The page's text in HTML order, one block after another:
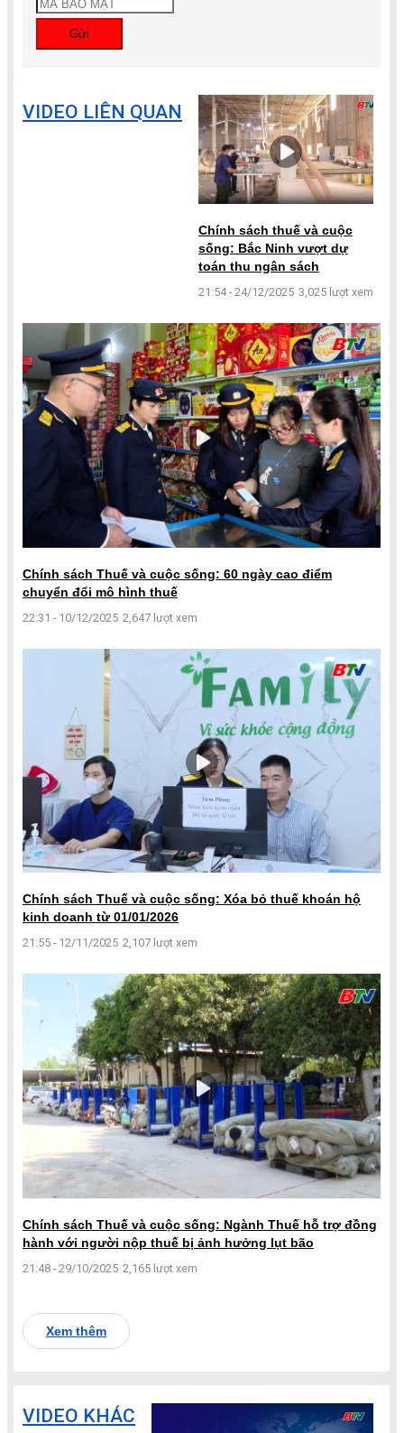
Gửi
VIDEO LIÊN QUAN
Chính sách thuế và cuộc
sống: Bắc Ninh vượt dự
toán thu ngân sách
21:54 - 24/12/2025 3,025 lượt xem
Chính sách Thuế và cuộc sống: 60 ngày cao điểm
chuyển đổi mô hình thuế
22:31 - 10/12/2025 2,647 lượt xem
Chính sách Thuế và cuộc sống: Xóa bỏ thuế khoán hộ
kinh doanh từ 01/01/2026
21:55 - 12/11/2025 2,107 lượt xem
Chính sách Thuế và cuộc sống: Ngành Thuế hỗ trợ đồng
hành với người nộp thuế bị ảnh hưởng lụt bão
21:48 - 29/10/2025 2,165 lượt xem
Xem thêm
VIDEO KHÁC